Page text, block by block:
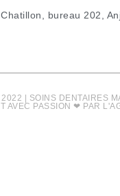
bureau 202,
| SOINS DENTAIRES
AVEC PASSION ❤ PAR